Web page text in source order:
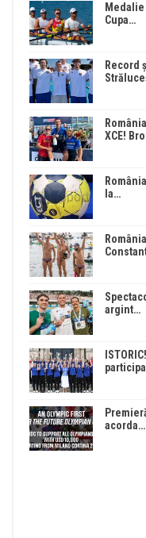
Cupa…
Record
XCE!
la…
argint…
acorda…